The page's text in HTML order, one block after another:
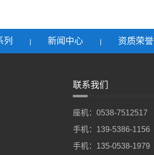
列 新闻中心 资质荣誉
联系我们
座机：0538-7512517
手机：139-5386-1156
手机：135-0538-1979